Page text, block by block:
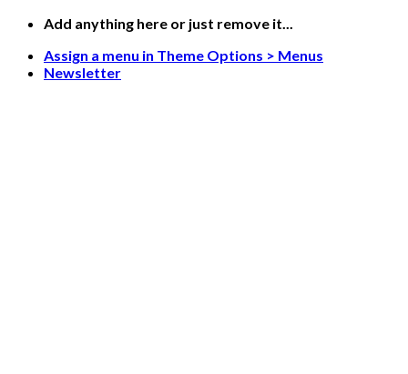
Skip
content
Add anything here or just remove it...
Assign a menu in Theme Options > Menus
Newsletter